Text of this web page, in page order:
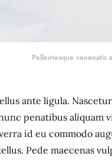
Pellentesque venenatis
ante ligula.
penatibus aliquam
id eu commodo
Pede maecenas